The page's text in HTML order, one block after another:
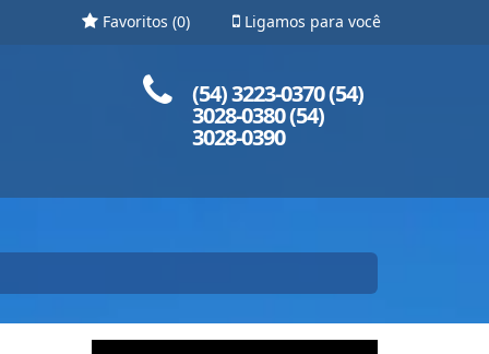
Ligamos para você
Favoritos (0)
(54) 3223-0370 (54)
3028-0380 (54)
3028-0390